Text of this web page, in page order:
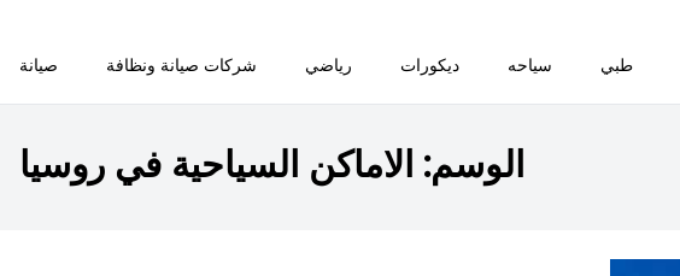
طبي سياحه ديكورات رياضي شركات صيانة ونظافة صيانة
الوسم: الاماكن السياحية في روسيا